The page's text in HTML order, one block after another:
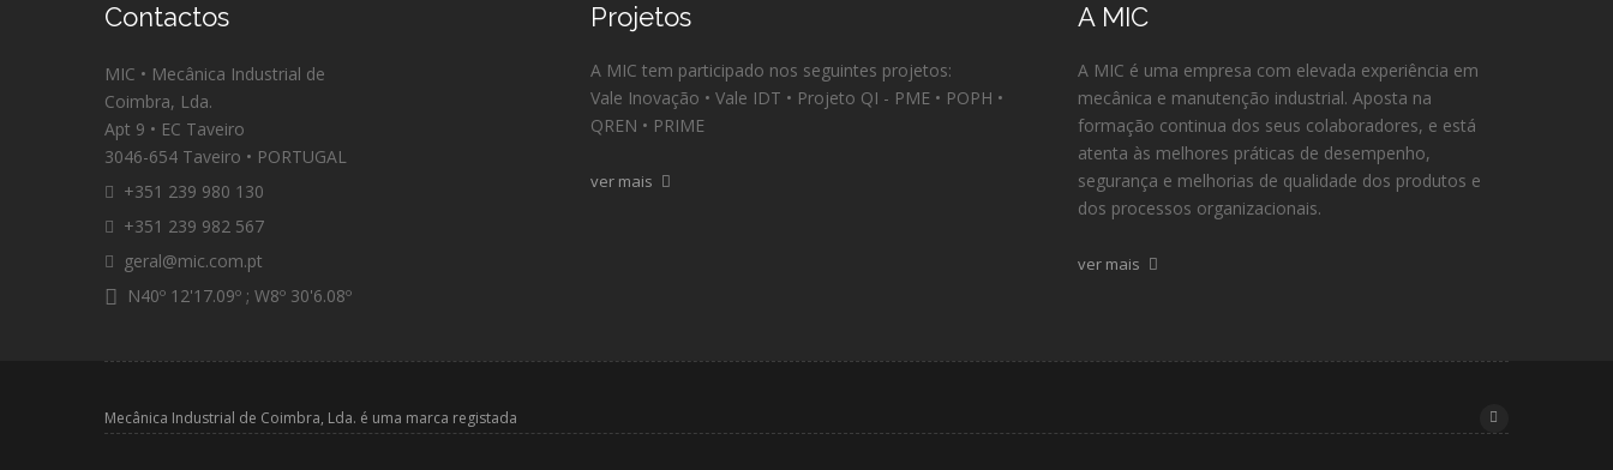
Contactos
MIC • Mecânica Industrial de
Coimbra, Lda.
Apt 9 • EC Taveiro
3046-654 Taveiro • PORTUGAL
+351 239 980 130
+351 239 982 567
geral@mic.com.pt
N40º 12'17.09º ; W8º 30'6.08º
Projetos
A MIC tem participado nos seguintes projetos:
Vale Inovação • Vale IDT • Projeto QI - PME • POPH •
QREN • PRIME
ver mais
A MIC
A MIC é uma empresa com elevada experiência em
mecânica e manutenção industrial. Aposta na
formação continua dos seus colaboradores, e está
atenta às melhores práticas de desempenho,
segurança e melhorias de qualidade dos produtos e
dos processos organizacionais.
ver mais
Mecânica Industrial de Coimbra, Lda. é uma marca registada